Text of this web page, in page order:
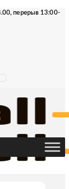
перерыв 13:00-